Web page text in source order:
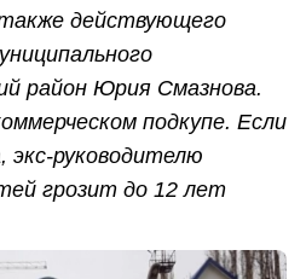
действующего
район Юрия Смазнова.
подкупе. Если
экс-руководителю
грозит до 12 лет